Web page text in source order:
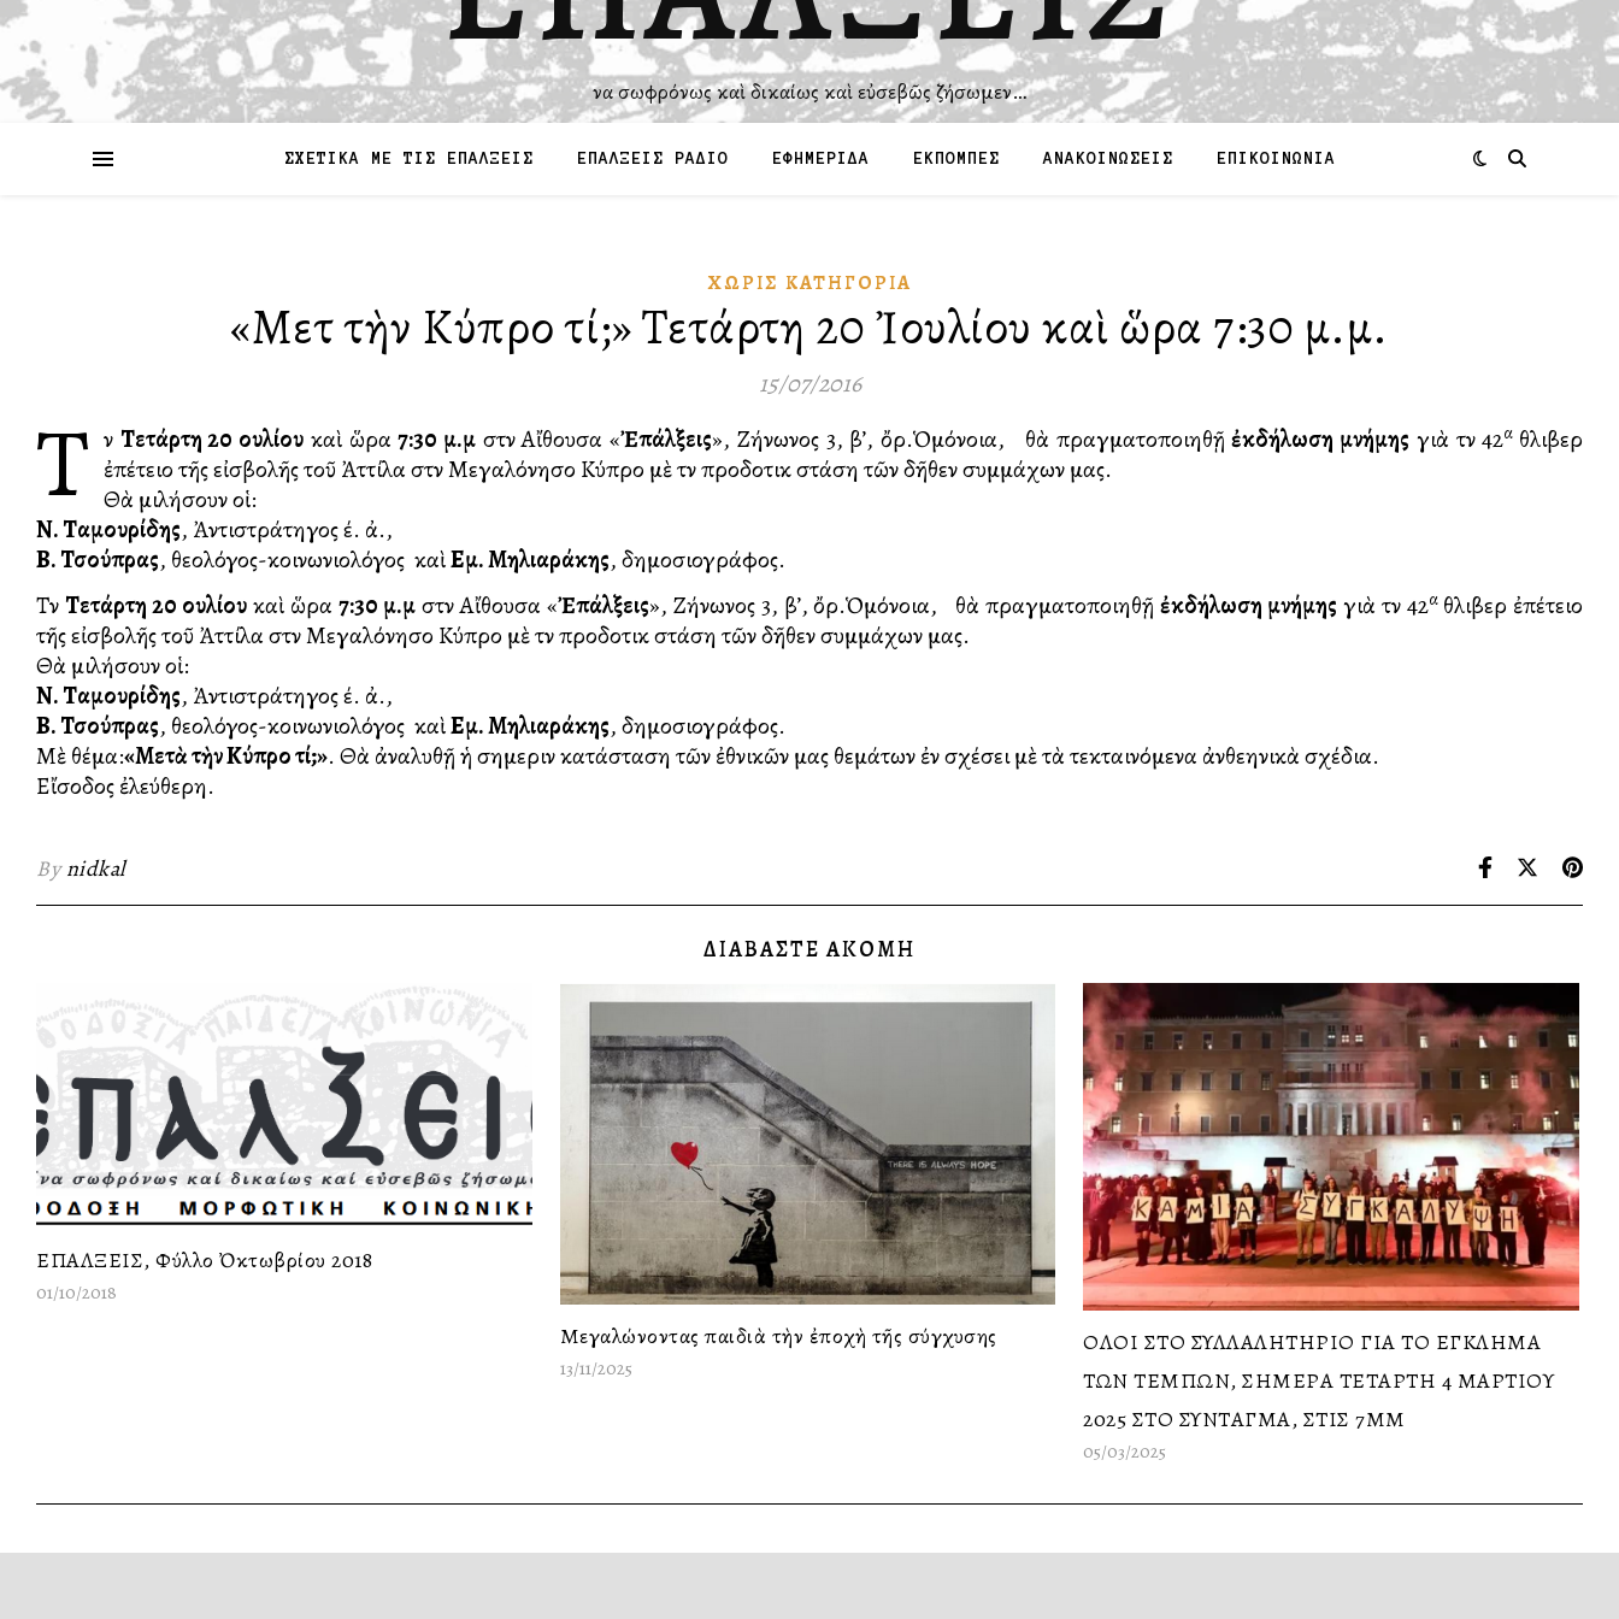
Ἵνα σωφρόνως καὶ δικαίως καὶ εὐσεβῶς ζήσωμεν…
ΣΧΕΤΙΚΑ ΜΕ ΤΙΣ ΕΠΑΛΞΕΙΣ ΕΠΑΛΞΕΙΣ ΡΑΔΙΟ ΕΦΗΜΕΡΙΔΑ ΕΚΠΟΜΠΕΣ ΑΝΑΚΟΙΝΩΣΕΙΣ ΕΠΙΚΟΙΝΩΝΙΑ
ΧΩΡΊΣ ΚΑΤΗΓΟΡΊΑ
«Μετὰ τὴν Κύπρο τί;» Τετάρτη 20 Ἰουλίου καὶ ὥρα 7:30 μ.μ.
15/07/2016
Τ ὴν Τετάρτη 20 Ἰουλίου καὶ ὥρα7:30 μ.μστὴν Αἴθουσα «Ἐπάλξεις», Ζήνωνος 3, β’, ὄρ.Ὁμόνοια, θὰ πραγματοποιηθῇἐκδήλωση μνήμης γιὰ τὴν 42α θλιβερὴ
ἐπέτειο τῆς εἰσβολῆς τοῦ Ἀττίλα στὴν Μεγαλόνησο Κύπρο μὲ τὴν προδοτικὴ στάση τῶν δῆθεν συμμάχων μας.
Θὰ μιλήσουν οἱ:
Ν. Ταμουρίδης, Ἀντιστράτηγος έ. ἀ.,
Β. Τσούπρας, θεολόγος-κοινωνιολόγος καὶΕμ. Μηλιαράκης, δημοσιογράφος.
Τὴν Τετάρτη 20 Ἰουλίουκαὶ ὥρα 7:30 μ.μστὴν Αἴθουσα «Ἐπάλξεις», Ζήνωνος 3, β’, ὄρ.Ὁμόνοια, θὰ πραγματοποιηθῇἐκδήλωση μνήμης γιὰ τὴν 42α θλιβερὴ ἐπέτειο
τῆς εἰσβολῆς τοῦ Ἀττίλα στὴν Μεγαλόνησο Κύπρο μὲ τὴν προδοτικὴ στάση τῶν δῆθεν συμμάχων μας.
Θὰ μιλήσουν οἱ:
Ν. Ταμουρίδης, Ἀντιστράτηγος έ. ἀ.,
Β. Τσούπρας, θεολόγος-κοινωνιολόγος καὶΕμ. Μηλιαράκης, δημοσιογράφος.
Μὲ θέμα:«Μετὰ τὴν Κύπρο τί;». Θὰ ἀναλυθῇ ἡ σημερινὴ κατάσταση τῶν ἐθνικῶν μας θεμάτων ἐν σχέσει μὲ τὰ τεκταινόμενα ἀνθελληνικὰ σχέδια.
Εἴσοδος ἐλεύθερη.
Bynidkal
ΔΙΑΒΑΣΤΕ ΑΚΟΜΗ
ΕΠΑΛΞΕΙΣ, Φύλλο Ὀκτωβρίου 2018
01/10/2018
Μεγαλώνοντας παιδιὰ τὴν ἐποχὴ τῆς σύγχυσης
13/11/2025
ΟΛΟΙ ΣΤΟ ΣΥΛΛΑΛΗΤΗΡΙΟ ΓΙΑ ΤΟ ΕΓΚΛΗΜΑ
ΤΩΝ ΤΕΜΠΩΝ, ΣΗΜΕΡΑ ΤΕΤΑΡΤΗ 4 ΜΑΡΤΙΟΥ
2025 ΣΤΟ ΣΥΝΤΑΓΜΑ, ΣΤΙΣ 7ΜΜ
05/03/2025